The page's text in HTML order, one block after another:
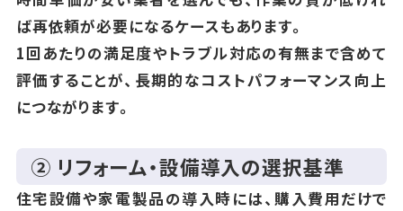
ば再依頼が必要になるケースもあります。
1回あたりの満足度やトラブル対応の有無まで含めて
評価することが、長期的なコストパフォーマンス向上
につながります。
② リフォーム・設備導入の選択基準
住宅設備や家電製品の導入時には、購入費用だけで